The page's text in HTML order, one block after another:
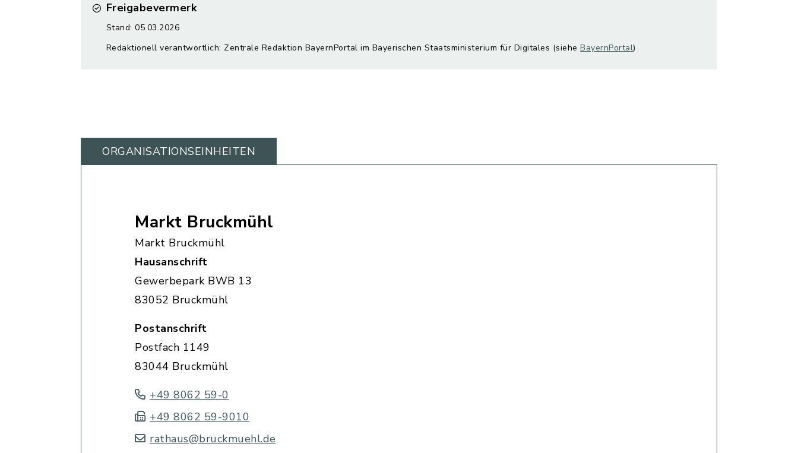
Freigabevermerk
Stand: 05.03.2026
Redaktionell verantwortlich: Zentrale Redaktion BayernPortal im Bayerischen Staatsministerium für Digitales (siehe BayernPortal)
ORGANISATIONS­EINHEITEN
Markt Bruckmühl
Markt Bruckmühl
Hausanschrift
Gewerbepark BWB 13
83052 Bruckmühl
Postanschrift
Postfach 1149
83044 Bruckmühl
+49 8062 59-0
+49 8062 59-9010
rathaus@bruckmuehl.de